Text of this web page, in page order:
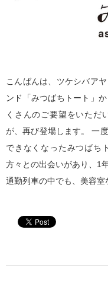
こんばんは、ツケシバア
ンド「みつばちトート」
くさんのご要望をいただ
が、再び登場します。 一
できなくなったみつばち
方々との出会いがあり、1
通勤列車の中でも、美